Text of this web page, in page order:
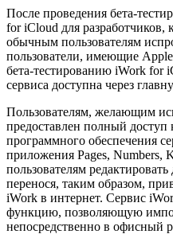
После проведения бета-
for iCloud для
обычным пользователям
пользователи, имеющие
бета-тестированию iWork for
сервиса доступна через
Пользователям, желающим
предоставлен полный доступ
программного обеспечения
приложения Pages, Numbers,
пользователям
перенося, таким образом,
iWork в интернет. Сервис
функцию, позволяющую
непосредственно в офисный